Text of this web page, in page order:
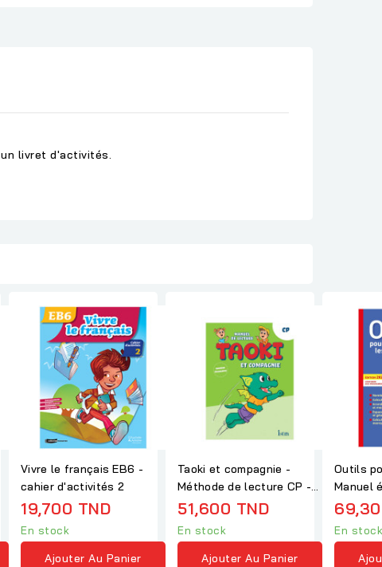
un livret d'activités.
Vivre le français EB6 -
cahier d'activités 2
19,700 TND
En stock
Ajouter Au Panier
Taoki et compagnie -
Méthode de lecture CP -
Manuel élève
51,600 TND
En stock
Ajouter Au Panier
Outils
Manuel
En stock